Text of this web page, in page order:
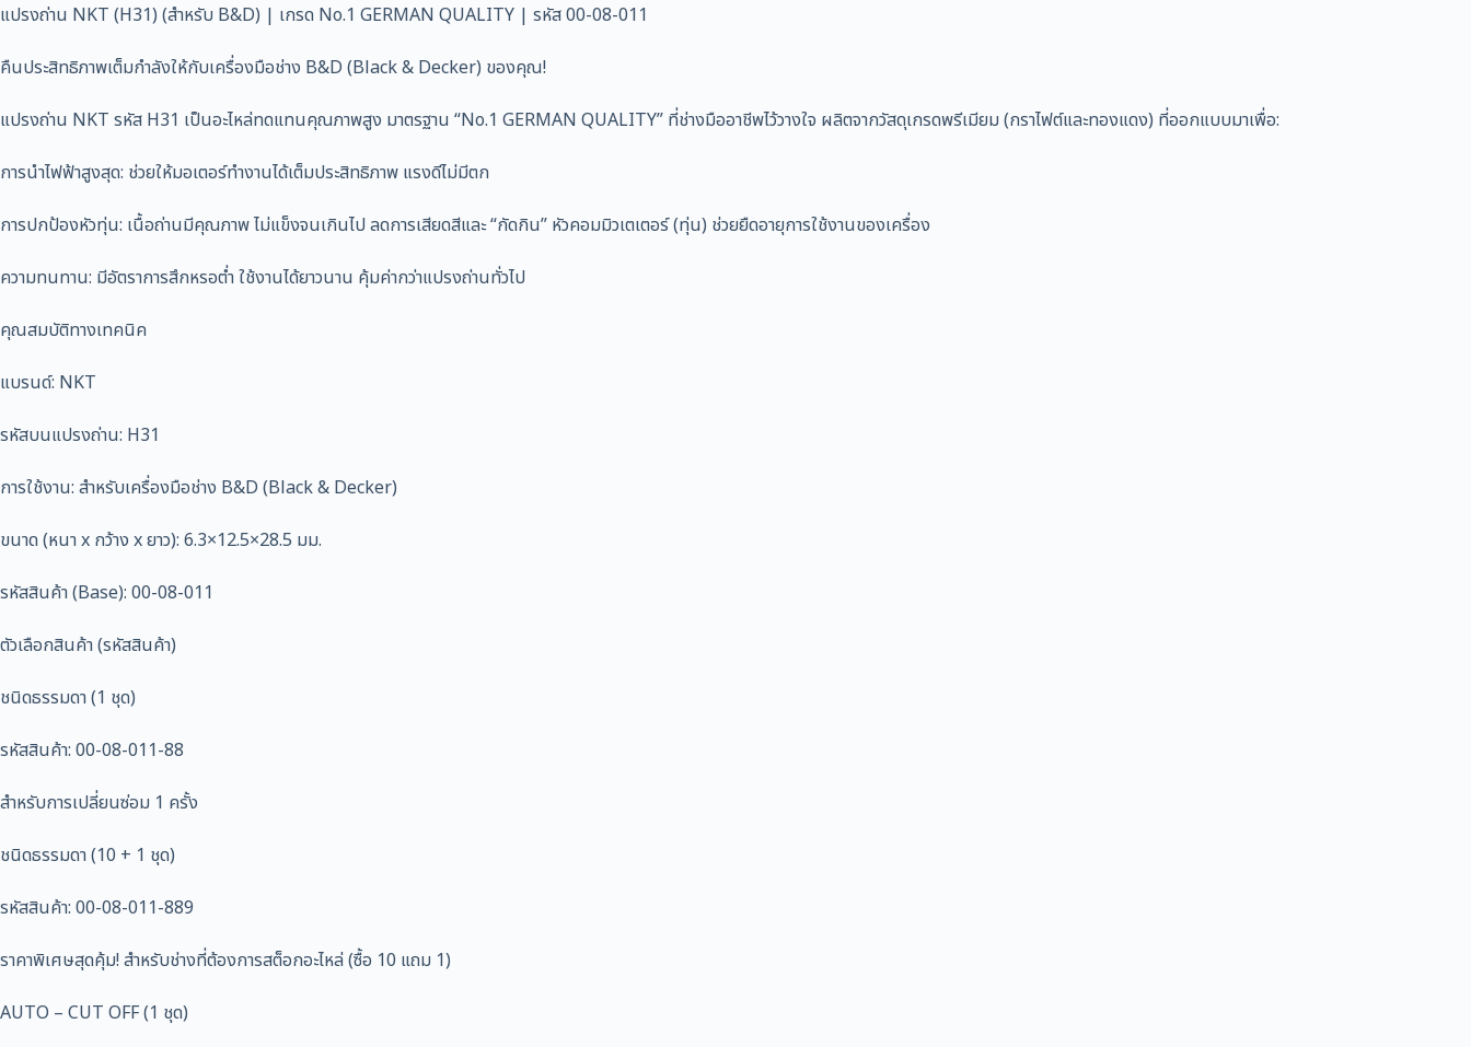
แปรงถ่าน NKT (H31) (สำหรับ B&D) | เกรด No.1 GERMAN QUALITY | รหัส 00-08-011
คืนประสิทธิภาพเต็มกำลังให้กับเครื่องมือช่าง B&D (Black & Decker) ของคุณ!
แปรงถ่าน NKT รหัส H31 เป็นอะไหล่ทดแทนคุณภาพสูง มาตรฐาน “No.1 GERMAN QUALITY” ที่ช่างมืออาชีพไว้วางใจ ผลิตจากวัสดุเกรดพรีเมียม (กราไฟต์และทองแดง) ที่ออกแบบมาเพื่อ:
การนำไฟฟ้าสูงสุด: ช่วยให้มอเตอร์ทำงานได้เต็มประสิทธิภาพ แรงดีไม่มีตก
การปกป้องหัวทุ่น: เนื้อถ่านมีคุณภาพ ไม่แข็งจนเกินไป ลดการเสียดสีและ “กัดกิน” หัวคอมมิวเตเตอร์ (ทุ่น) ช่วยยืดอายุการใช้งานของเครื่อง
ความทนทาน: มีอัตราการสึกหรอต่ำ ใช้งานได้ยาวนาน คุ้มค่ากว่าแปรงถ่านทั่วไป
คุณสมบัติทางเทคนิค
แบรนด์: NKT
รหัสบนแปรงถ่าน: H31
การใช้งาน: สำหรับเครื่องมือช่าง B&D (Black & Decker)
ขนาด (หนา x กว้าง x ยาว): 6.3×12.5×28.5 มม.
รหัสสินค้า (Base): 00-08-011
ตัวเลือกสินค้า (รหัสสินค้า)
ชนิดธรรมดา (1 ชุด)
รหัสสินค้า: 00-08-011-88
สำหรับการเปลี่ยนซ่อม 1 ครั้ง
ชนิดธรรมดา (10 + 1 ชุด)
รหัสสินค้า: 00-08-011-889
ราคาพิเศษสุดคุ้ม! สำหรับช่างที่ต้องการสต็อกอะไหล่ (ซื้อ 10 แถม 1)
AUTO – CUT OFF (1 ชุด)